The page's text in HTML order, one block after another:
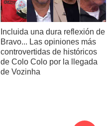
Incluida una dura reflexión de
Bravo... Las opiniones más
controvertidas de históricos
de Colo Colo por la llegada
de Vozinha